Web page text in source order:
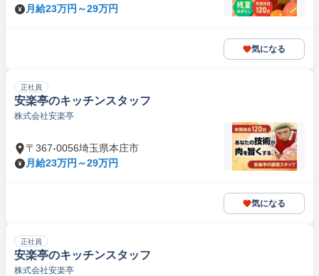
月給23万円～29万円
気になる
正社員
安楽亭のキッチンスタッフ
株式会社安楽亭
〒367-0056埼玉県本庄市
月給23万円～29万円
気になる
正社員
安楽亭のキッチンスタッフ
株式会社安楽亭